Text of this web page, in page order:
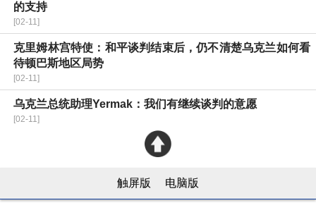
的支持
[02-11]
克里姆林宫特使：和平谈判结束后，仍不清楚乌克兰如何看
待顿巴斯地区局势
[02-11]
乌克兰总统助理Yermak：我们有继续谈判的意愿
[02-11]
触屏版 电脑版